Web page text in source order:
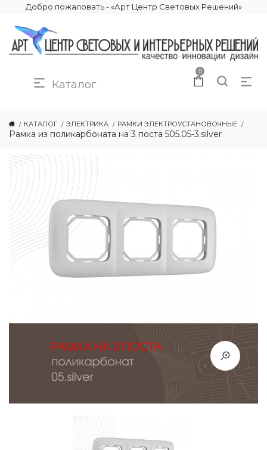
Добро пожаловать - «Арт Центр Световых Решений»
Каталог
0
КАТАЛОГ ЭЛЕКТРИКА РАМКИ ЭЛЕКТРОУСТАНОВОЧНЫЕ
Рамка из поликарбоната на 3 поста 505.05-3.silver